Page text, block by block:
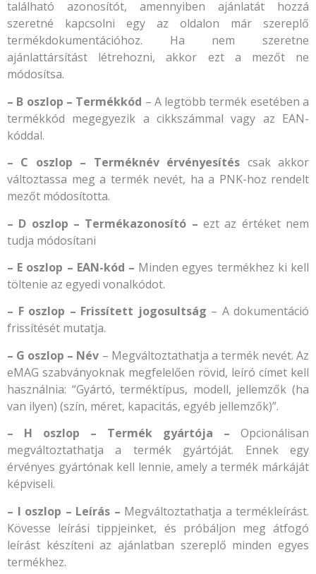
található azonosítót, amennyiben ajánlatát hozzá
szeretné kapcsolni egy az oldalon már szereplő
termékdokumentációhoz. Ha nem szeretne
ajánlattársítást létrehozni, akkor ezt a mezőt ne
módosítsa.
– B oszlop – Termékkód – A legtöbb termék esetében a
termékkód megegyezik a cikkszámmal vagy az EAN-
kóddal.
– C oszlop – Terméknév érvényesítés csak akkor
változtassa meg a termék nevét, ha a PNK-hoz rendelt
mezőt módosította.
– D oszlop – Termékazonosító – ezt az értéket nem
tudja módosítani
– E oszlop – EAN-kód – Minden egyes termékhez ki kell
töltenie az egyedi vonalkódot.
– F oszlop – Frissített jogosultság – A dokumentáció
frissítését mutatja.
– G oszlop – Név – Megváltoztathatja a termék nevét. Az
eMAG szabványoknak megfelelően rövid, leíró címet kell
használnia: “Gyártó, terméktípus, modell, jellemzők (ha
van ilyen) (szín, méret, kapacitás, egyéb jellemzők)”.
– H oszlop – Termék gyártója – Opcionálisan
megváltoztathatja a termék gyártóját. Ennek egy
érvényes gyártónak kell lennie, amely a termék márkáját
képviseli.
– I oszlop – Leírás – Megváltoztathatja a termékleírást.
Kövesse leírási tippjeinket, és próbáljon meg átfogó
leírást készíteni az ajánlatban szereplő minden egyes
termékhez.